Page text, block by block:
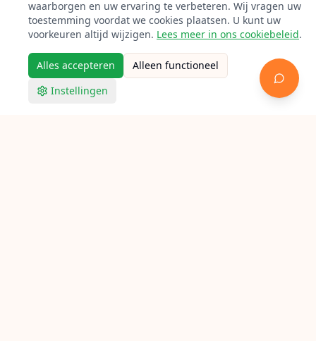
waarborgen en uw ervaring te verbeteren. Wij vragen uw
toestemming voordat we cookies plaatsen. U kunt uw
voorkeuren altijd wijzigen. Lees meer in ons cookiebeleid.
Alles accepteren
Alleen functioneel
Instellingen